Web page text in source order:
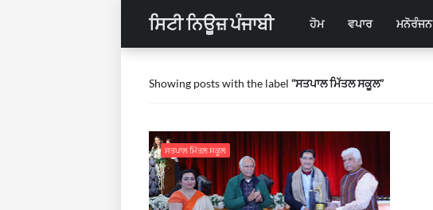
ਸਿਟੀ ਨਿਊਜ਼ ਪੰਜਾਬੀ ਹੋਮ ਵਪਾਰ ਮਨੋਰੰਜਨ
Showing posts with the label ਸਤਪਾਲ ਮਿੱਤਲ ਸਕੂਲ
ਸਤਪਾਲ ਮਿੱਤਲ ਸਕੂਲ